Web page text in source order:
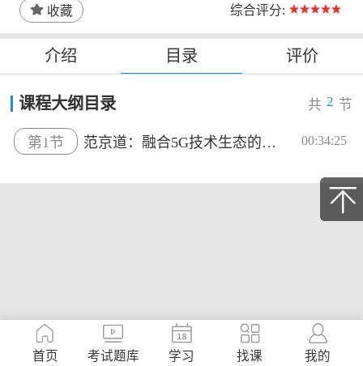
收藏 综合评分:
介绍 目录 评价
课程大纲目录 共 2 节
第1节 范京道：融合5G技术生态的煤矿智... 00:34:25
首页 考试题库 学习 找课 我的